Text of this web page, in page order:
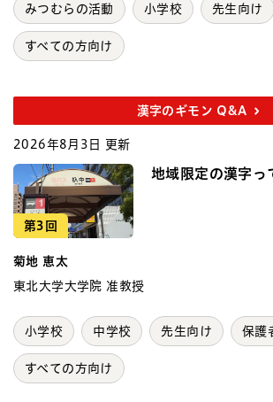
みつむらの活動 小学校 先生向け
すべての方向け
漢字のギモン Q&A
2026年8月3日 更新
第3回
地域限定の漢字っ
菊地 恵太
東北大学大学院 准教授
小学校 中学校 先生向け 保護
すべての方向け